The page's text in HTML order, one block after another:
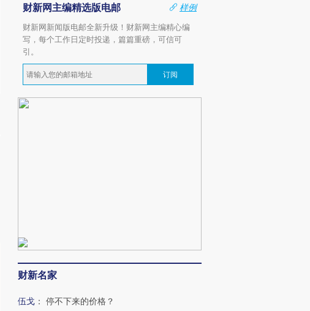
财新网主编精选版电邮
样例
财新网新闻版电邮全新升级！财新网主编精心编
写，每个工作日定时投递，篇篇重磅，可信可
引。
订阅
财新名家
伍戈 ： 停不下来的价格？